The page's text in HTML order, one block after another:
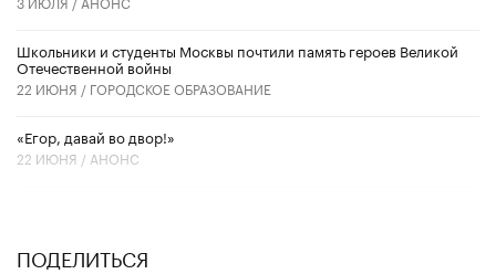
Школьники и студенты Москвы почтили память героев Великой
Отечественной войны
22 ИЮНЯ / ГОРОДСКОЕ ОБРАЗОВАНИЕ
«Егор, давай во двор!»
22 ИЮНЯ / АНОНС
ПОДЕЛИТЬСЯ